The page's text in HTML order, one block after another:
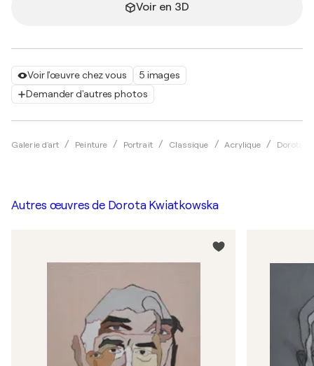
Voir l'œuvre chez vous
5 images
Demander d'autres photos
Galerie d'art Peinture Portrait Classique Acrylique Dorota
Voir en 3D
Autres œuvres de Dorota Kwiatkowska